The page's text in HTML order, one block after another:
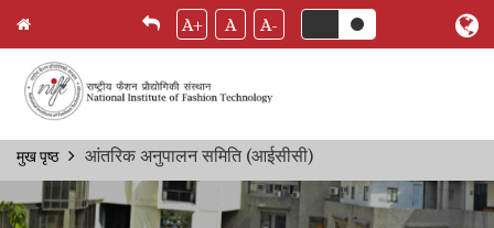
Skip
content
A+ A A-
Breadcrumb
मुख पृष्ठ आंतरिक अनुपालन समिति (आईसीसी)